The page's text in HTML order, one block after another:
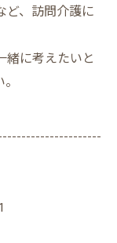
ど、訪問介護に
緒に考えたいと